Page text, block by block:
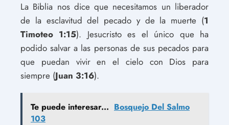
La Biblia nos dice que necesitamos un liberador
de la esclavitud del pecado y de la muerte (1
Timoteo 1:15). Jesucristo es el único que ha
podido salvar a las personas de sus pecados para
que puedan vivir en el cielo con Dios para
siempre (Juan 3:16).
Te puede interesar... Bosquejo Del Salmo
103